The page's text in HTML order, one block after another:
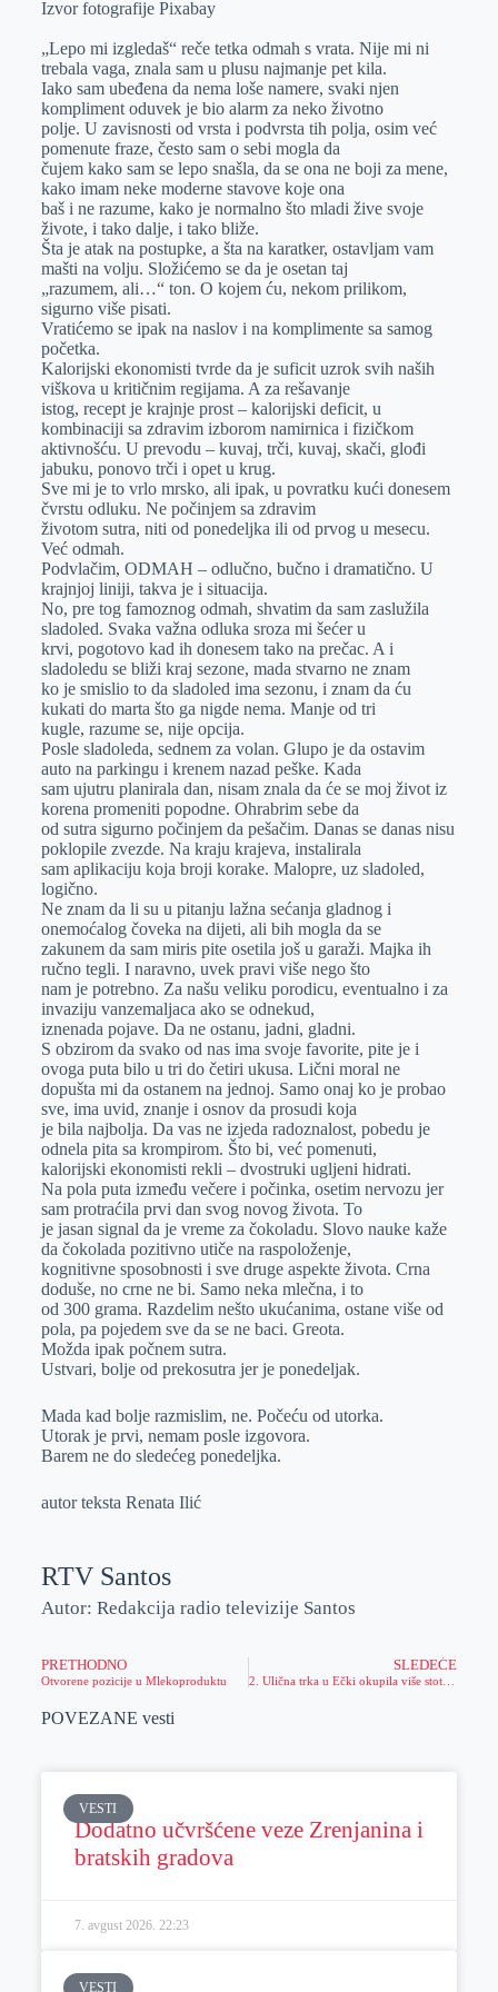
p
p
l
Izvor fotografije Pixabay
„Lepo mi izgledaš“ reče tetka odmah s vrata. Nije mi ni
trebala vaga, znala sam u plusu najmanje pet kila.
Iako sam ubeđena da nema loše namere, svaki njen
kompliment oduvek je bio alarm za neko životno
polje. U zavisnosti od vrsta i podvrsta tih polja, osim već
pomenute fraze, često sam o sebi mogla da
čujem kako sam se lepo snašla, da se ona ne boji za mene,
kako imam neke moderne stavove koje ona
baš i ne razume, kako je normalno što mladi žive svoje
živote, i tako dalje, i tako bliže.
Šta je atak na postupke, a šta na karatker, ostavljam vam
mašti na volju. Složićemo se da je osetan taj
„razumem, ali…“ ton. O kojem ću, nekom prilikom,
sigurno više pisati.
Vratićemo se ipak na naslov i na komplimente sa samog
početka.
Kalorijski ekonomisti tvrde da je suficit uzrok svih naših
viškova u kritičnim regijama. A za rešavanje
istog, recept je krajnje prost – kalorijski deficit, u
kombinaciji sa zdravim izborom namirnica i fizičkom
aktivnošću. U prevodu – kuvaj, trči, kuvaj, skači, glođi
jabuku, ponovo trči i opet u krug.
Sve mi je to vrlo mrsko, ali ipak, u povratku kući donesem
čvrstu odluku. Ne počinjem sa zdravim
životom sutra, niti od ponedeljka ili od prvog u mesecu.
Već odmah.
Podvlačim, ODMAH – odlučno, bučno i dramatično. U
krajnjoj liniji, takva je i situacija.
No, pre tog famoznog odmah, shvatim da sam zaslužila
sladoled. Svaka važna odluka sroza mi šećer u
krvi, pogotovo kad ih donesem tako na prečac. A i
sladoledu se bliži kraj sezone, mada stvarno ne znam
ko je smislio to da sladoled ima sezonu, i znam da ću
kukati do marta što ga nigde nema. Manje od tri
kugle, razume se, nije opcija.
Posle sladoleda, sednem za volan. Glupo je da ostavim
auto na parkingu i krenem nazad peške. Kada
sam ujutru planirala dan, nisam znala da će se moj život iz
korena promeniti popodne. Ohrabrim sebe da
od sutra sigurno počinjem da pešačim. Danas se danas nisu
poklopile zvezde. Na kraju krajeva, instalirala
sam aplikaciju koja broji korake. Malopre, uz sladoled,
logično.
Ne znam da li su u pitanju lažna sećanja gladnog i
onemoćalog čoveka na dijeti, ali bih mogla da se
zakunem da sam miris pite osetila još u garaži. Majka ih
ručno tegli. I naravno, uvek pravi više nego što
nam je potrebno. Za našu veliku porodicu, eventualno i za
invaziju vanzemaljaca ako se odnekud,
iznenada pojave. Da ne ostanu, jadni, gladni.
S obzirom da svako od nas ima svoje favorite, pite je i
ovoga puta bilo u tri do četiri ukusa. Lični moral ne
dopušta mi da ostanem na jednoj. Samo onaj ko je probao
sve, ima uvid, znanje i osnov da prosudi koja
je bila najbolja. Da vas ne izjeda radoznalost, pobedu je
odnela pita sa krompirom. Što bi, već pomenuti,
kalorijski ekonomisti rekli – dvostruki ugljeni hidrati.
Na pola puta između večere i počinka, osetim nervozu jer
sam protraćila prvi dan svog novog života. To
je jasan signal da je vreme za čokoladu. Slovo nauke kaže
da čokolada pozitivno utiče na raspoloženje,
kognitivne sposobnosti i sve druge aspekte života. Crna
doduše, no crne ne bi. Samo neka mlečna, i to
od 300 grama. Razdelim nešto ukućanima, ostane više od
pola, pa pojedem sve da se ne baci. Greota.
Možda ipak počnem sutra.
Ustvari, bolje od prekosutra jer je ponedeljak.
Mada kad bolje razmislim, ne. Počeću od utorka.
Utorak je prvi, nemam posle izgovora.
Barem ne do sledećeg ponedeljka.
autor teksta Renata Ilić
RTV Santos
Autor: Redakcija radio televizije Santos
PRETHODNO
Otvorene pozicije u Mlekoproduktu
SLEDEĆE
POVEZANE vesti
VESTI
Dodatno učvršćene veze Zrenjanina i
bratskih gradova
7. avgust 2026. 22:23
VESTI